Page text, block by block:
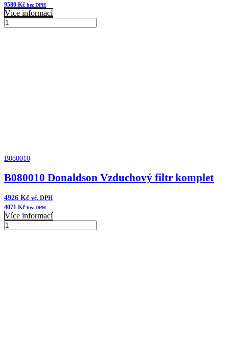
9580 Kč bez DPH
Více informací
B100127
B080010
B080010 Donaldson Vzduchový filtr komplet
4926 Kč vč. DPH
4071 Kč bez DPH
Více informací
B080010